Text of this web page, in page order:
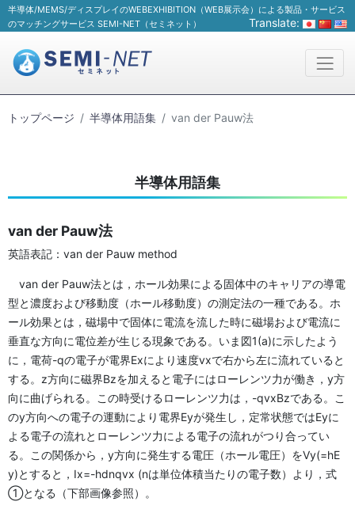
半導体/MEMS/ディスプレイのWEBEXHIBITION（WEB展示会）による製品・サービス
のマッチングサービス SEMI-NET（セミネット）
Translate:
トップページ 半導体用語集 van der Pauw法
半導体用語集
van der Pauw法
英語表記：van der Pauw method
van der Pauw法とは，ホール効果による固体中のキャリアの導電
型と濃度および移動度（ホール移動度）の測定法の一種である。ホ
ール効果とは，磁場中で固体に電流を流した時に磁場および電流に
垂直な方向に電位差が生じる現象である。いま図1(a)に示したよう
に，電荷-qの電子が電界Exにより速度vxで右から左に流れていると
する。z方向に磁界Bzを加えると電子にはローレンツ力が働き，y方
向に曲げられる。この時受けるローレンツ力は，-qvxBzである。こ
のy方向への電子の運動により電界Eyが発生し，定常状態ではEyに
よる電子の流れとローレンツ力による電子の流れがつり合ってい
る。この関係から，y方向に発生する電圧（ホール電圧）をVy(=hE
y)とすると，Ix=-hdnqvx (nは単位体積当たりの電子数）より，式
①となる（下部画像参照）。